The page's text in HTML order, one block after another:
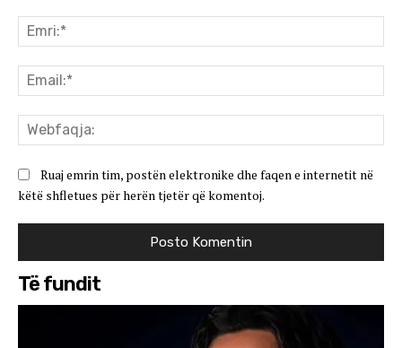
Ruaj emrin tim, postën elektronike dhe faqen e internetit në
këtë shfletues për herën tjetër që komentoj.
Të fundit